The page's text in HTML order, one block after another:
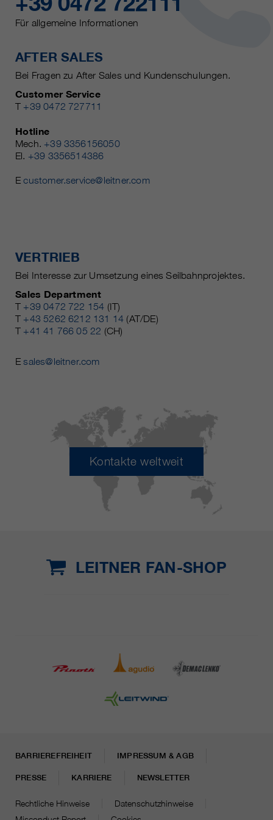
Für allgemeine Informationen
AFTER SALES
Bei Fragen zu After Sales und Kundenschulungen.
Customer Service
T +39 0472 727711
Hotline
Mech. +39 3356156050
El. +39 3356514386
Ecustomer.service@leitner.com
VERTRIEB
Bei Interesse zur Umsetzung eines Seilbahnprojektes.
Sales Department
T +39 0472 722 154 (IT)
T +43 5262 6212 131 14 (AT/DE)
T +41 41 766 05 22 (CH)
Esales@leitner.com
Kontakte weltweit
LEITNER FAN-SHOP
BARRIEREFREIHEIT IMPRESSUM & AGB
PRESSE KARRIERE NEWSLETTER
Rechtliche Hinweise
Datenschutzhinweise
https://policies.google.com/privacy.
personenbezogene Daten werden
Nutzung der Website zu erstellen,
Informationen werden auch an
unsere Kunden / Partner